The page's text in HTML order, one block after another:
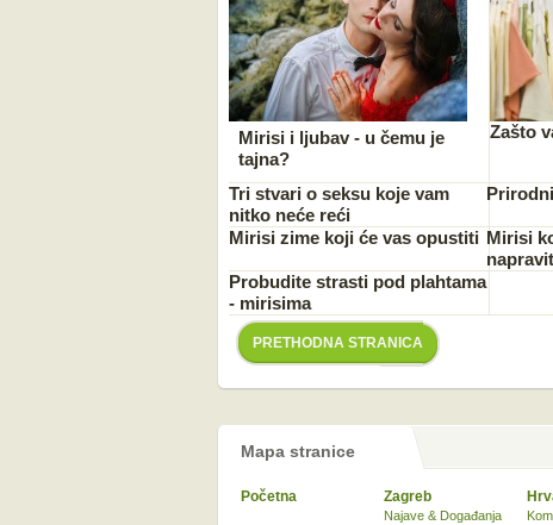
Mirisi i ljubav - u čemu je
tajna?
Zašto
Tri stvari o seksu koje vam
nitko neće reći
Mirisi zime koji će vas opustiti Mirisi
Probudite strasti pod plahtama
- mirisima
PRETHODNA STRANICA
Mapa stranice
Početna Zagreb
Najave & Događanja